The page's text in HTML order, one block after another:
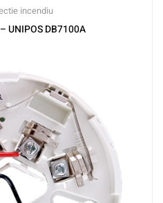
incendiu
UNIPOS DB7100A